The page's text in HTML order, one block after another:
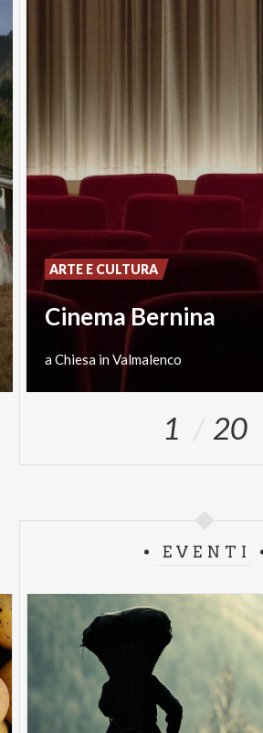
Cinema Bernina
aChiesa inValmalenco
ARTE E CULTURA
1 20
EVENTI